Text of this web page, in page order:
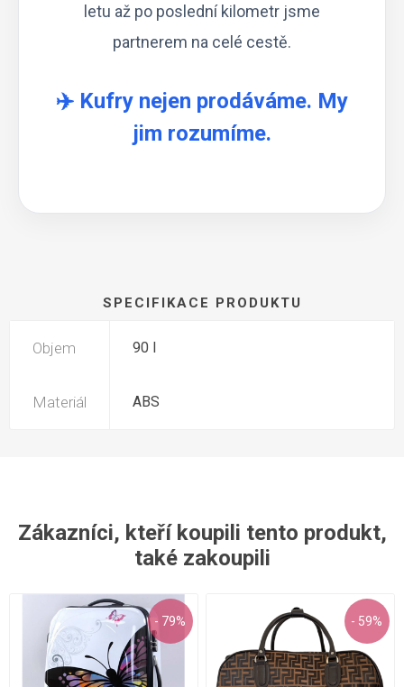
letu až po poslední kilometr jsme
partnerem na celé cestě.
✈️ Kufry nejen prodáváme. My
jim rozumíme.
SPECIFIKACE PRODUKTU
Objem 90 l
Materiál ABS
Zákazníci, kteří koupili tento produkt,
také zakoupili
- 79% - 59%